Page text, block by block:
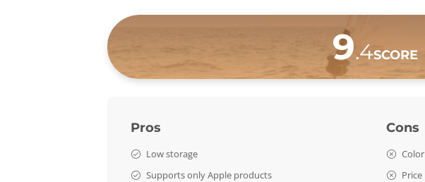
9.4SCORE
Pros
Low storage
Supports only Apple products
Cons
Color
Price